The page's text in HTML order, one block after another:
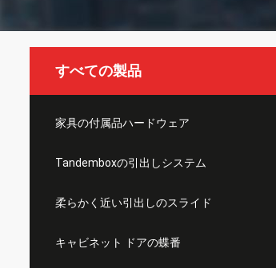
すべての製品
家具の付属品ハードウェア
Tandemboxの引出しシステム
柔らかく近い引出しのスライド
キャビネット ドアの蝶番